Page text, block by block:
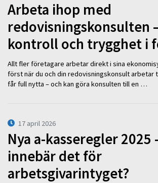
Arbeta ihop med
redovisningskonsulten
kontroll och trygghet i
Allt fler företagare arbetar direkt i sina
först när du och din redovisningskonsult arbetar
får full nytta – och kan göra konsulten till en …
17 april 2026
Nya a-kasseregler 2025
innebär det för
arbetsgivarintyget?